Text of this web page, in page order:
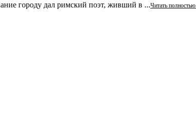
городу дал римский поэт, живший в ...Читать